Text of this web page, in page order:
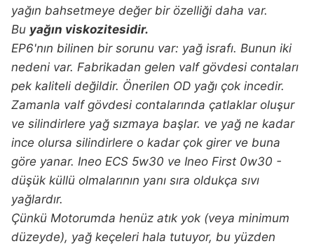
yağın bahsetmeye değer bir özelliği daha var.
Bu yağın viskozitesidir.
EP6'nın bilinen bir sorunu var: yağ israfı. Bunun iki
nedeni var. Fabrikadan gelen valf gövdesi contaları
pek kaliteli değildir. Önerilen OD yağı çok incedir.
Zamanla valf gövdesi contalarında çatlaklar oluşur
ve silindirlere yağ sızmaya başlar. ve yağ ne kadar
ince olursa silindirlere o kadar çok girer ve buna
göre yanar. Ineo ECS 5w30 ve Ineo First 0w30 -
düşük küllü olmalarının yanı sıra oldukça sıvı
yağlardır.
Çünkü Motorumda henüz atık yok (veya minimum
düzeyde), yağ keçeleri hala tutuyor, bu yüzden